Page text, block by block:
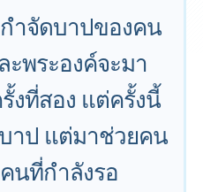
กำจัดบาปของคน
พระองค์จะมา
งที่สอง แต่ครั้งนี้
าป แต่มาช่วยคน
นที่กำลังรอ